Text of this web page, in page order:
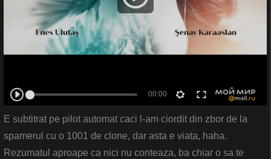
E subtitrat pe pilot automat caci l-am ciordit din zbor de la
spamerul cu o 1001 de clone, dar asta e viata, haha.
Rezumatul aproape ca nici nu conteaza, ba chiar o sa te